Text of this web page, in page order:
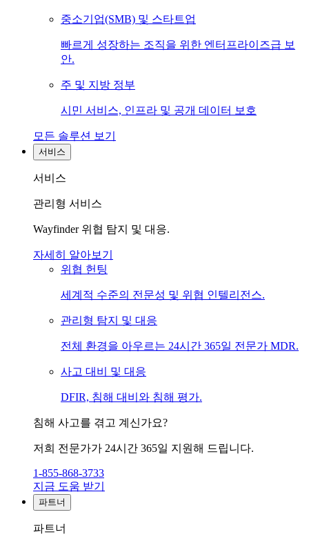
중소기업(SMB) 및 스타트업
빠르게 성장하는 조직을 위한 엔터프라이즈급 보
안.
주 및 지방 정부
시민 서비스, 인프라 및 공개 데이터 보호
모든 솔루션 보기
서비스
서비스
관리형 서비스
Wayfinder 위협 탐지 및 대응.
자세히 알아보기
위협 헌팅
세계적 수준의 전문성 및 위협 인텔리전스.
관리형 탐지 및 대응
전체 환경을 아우르는 24시간 365일 전문가 MDR.
사고 대비 및 대응
DFIR, 침해 대비와 침해 평가.
침해 사고를 겪고 계신가요?
저희 전문가가 24시간 365일 지원해 드립니다.
1-855-868-3733
지금 도움 받기
파트너
파트너